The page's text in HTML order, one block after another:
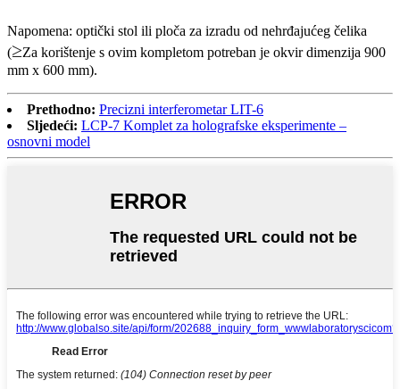
Napomena: optički stol ili ploča za izradu od nehrđajućeg čelika
(≥Za korištenje s ovim kompletom potreban je okvir dimenzija 900
mm x 600 mm).
Prethodno: Precizni interferometar LIT-6
Sljedeći: LCP-7 Komplet za holografske eksperimente –
osnovni model